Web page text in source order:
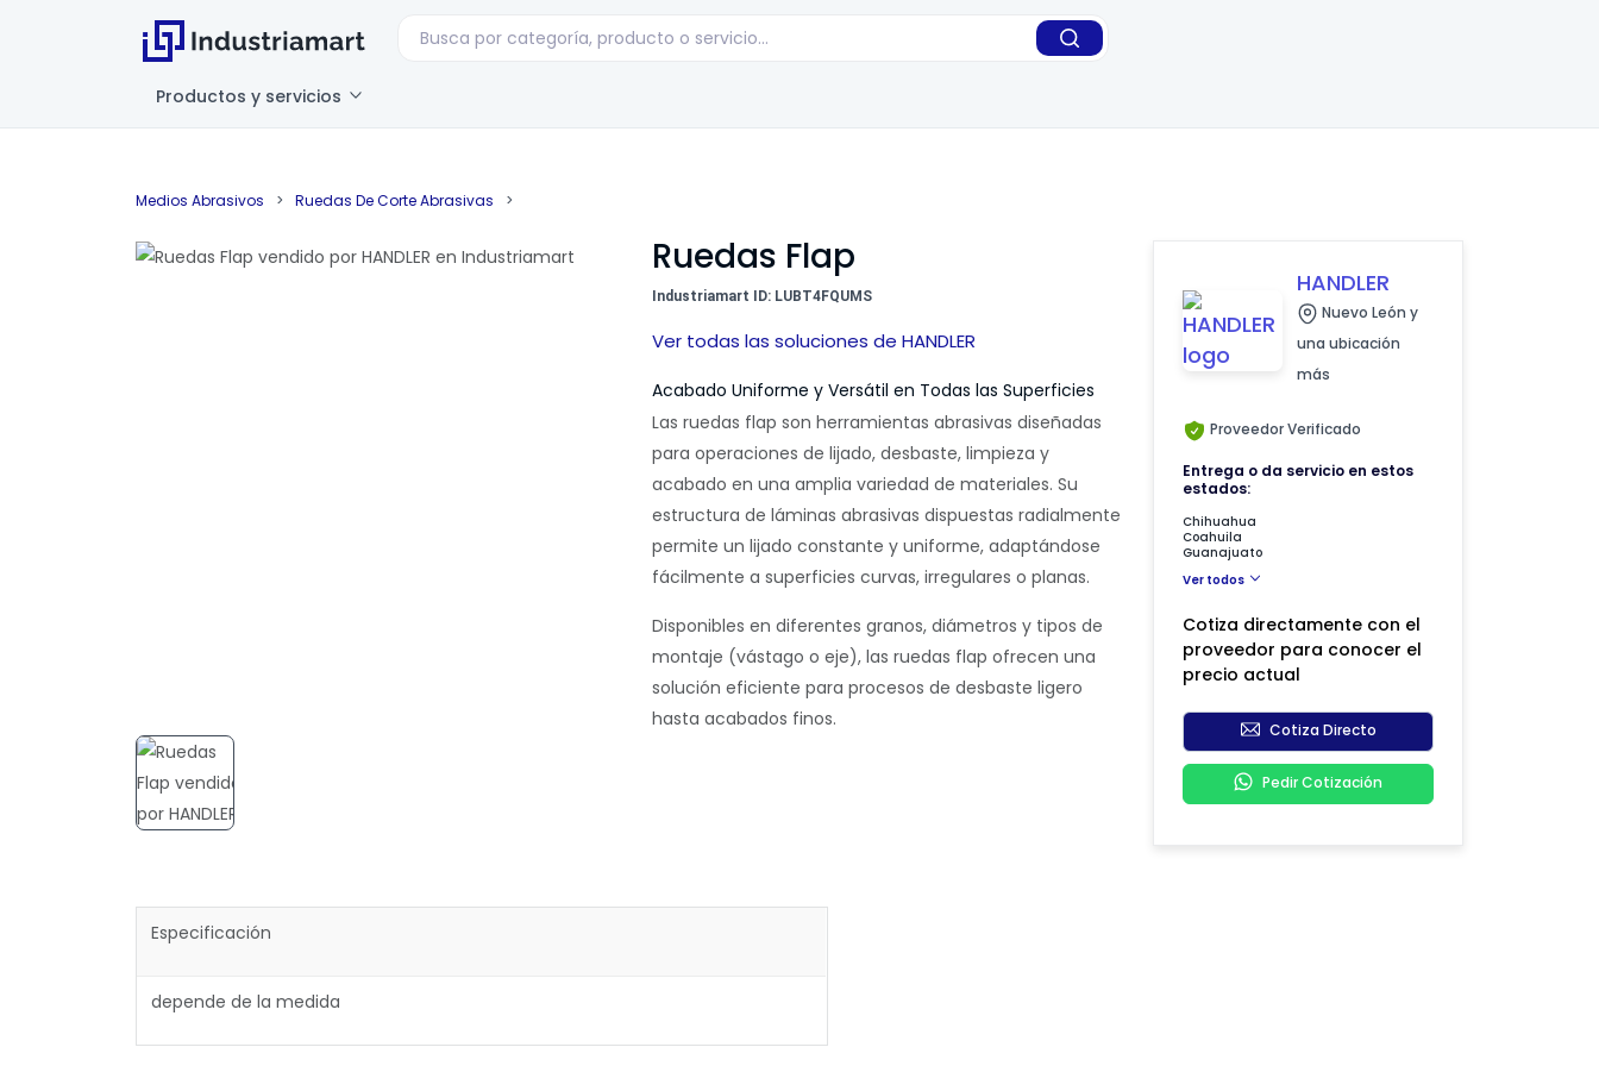
Productos y servicios
Medios Abrasivos > Ruedas De Corte Abrasivas >
Ruedas Flap
Industriamart ID: LUBT4FQUMS
Ver todas las soluciones de HANDLER
Acabado Uniforme y Versátil en Todas las Superficies
Las ruedas flap son herramientas abrasivas diseñadas
para operaciones de lijado, desbaste, limpieza y
acabado en una amplia variedad de materiales. Su
estructura de láminas abrasivas dispuestas radialmente
permite un lijado constante y uniforme, adaptándose
fácilmente a superficies curvas, irregulares o planas.
Disponibles en diferentes granos, diámetros y tipos de
montaje (vástago o eje), las ruedas flap ofrecen una
solución eficiente para procesos de desbaste ligero
hasta acabados finos.
Especificación
depende de la medida
HANDLER
Nuevo León y
una ubicación
más
Proveedor Verificado
Entrega o da servicio en estos
estados:
Chihuahua
Coahuila
Guanajuato
Ver todos
Cotiza directamente con el
proveedor para conocer el
precio actual
Cotiza Directo
Pedir Cotización